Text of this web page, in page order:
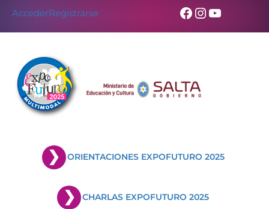
AccederRegistrarse Facebook
Instagram
YouTube
ORIENTACIONES EXPOFUTURO 2025
CHARLAS EXPOFUTURO 2025